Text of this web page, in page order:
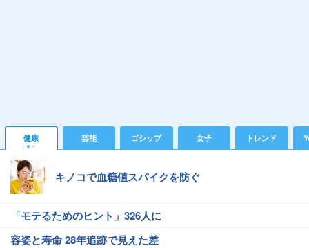
健康 芸能 ゴシップ 女子 トレンド
キノコで血糖値スパイクを防ぐ
「モテるためのヒント」326人に
容姿と寿命 28年追跡で見えた差